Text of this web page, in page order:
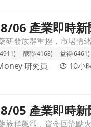
股盤中承壓，資金撤出
06 產業即時
。
醣聯(4168) 益得(6461)
研究員 10小
勢表態，資金回籠點火
05 產業即時